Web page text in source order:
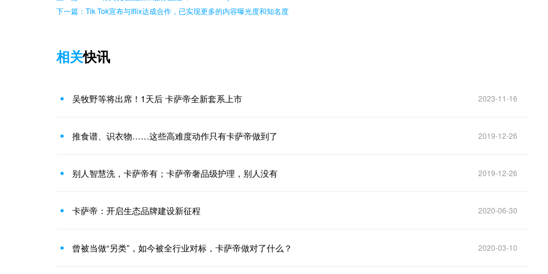
下一篇：Tik Tok宣布与Iflix达成合作，已实现更多的内容曝光度和知名度
相关快讯
吴牧野等将出席！1天后 卡萨帝全新套系上市 2023-11-16
推食谱、识衣物……这些高难度动作只有卡萨帝做到了 2019-12-26
别人智慧洗，卡萨帝有；卡萨帝奢品级护理，别人没有 2019-12-26
卡萨帝：开启生态品牌建设新征程 2020-06-30
曾被当做“另类”，如今被全行业对标，卡萨帝做对了什么？ 2020-03-10